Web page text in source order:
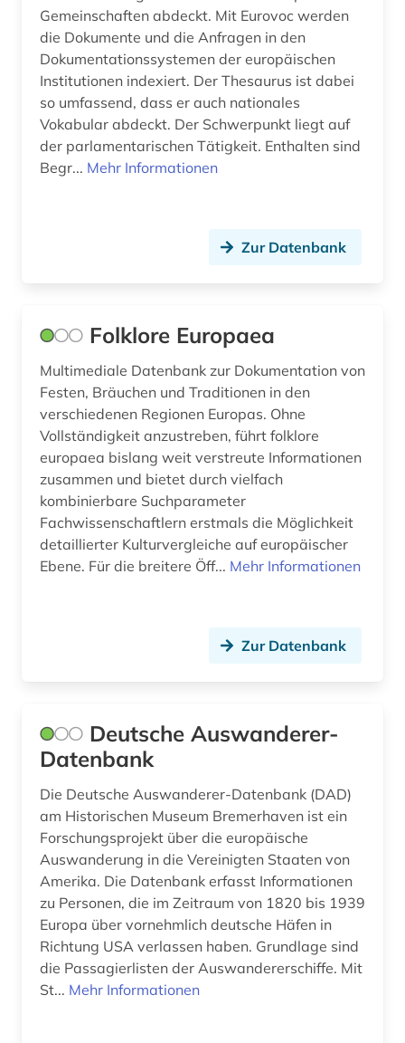
museum (1)
musik (1)
märchen (2)
nachschlagewerk (1)
norwegen (1)
online-publikation (3)
open access (1)
osmanisches reich (1)
osteuropa (1)
ostsee (1)
papierherstellung (1)
patent (5)
patente (3)
person (1)
personen (1)
pharmazie (2)
philologie (1)
politik (4)
Gemeinschaften abdeckt. Mit Eurovoc werden
die Dokumente und die Anfragen in den
Dokumentationssystemen der europäischen
Institutionen indexiert. Der Thesaurus ist dabei
so umfassend, dass er auch nationales
Vokabular abdeckt. Der Schwerpunkt liegt auf
der parlamentarischen Tätigkeit. Enthalten sind
Begr... Mehr Informationen
Zur Datenbank
Folklore Europaea
Multimediale Datenbank zur Dokumentation von
Festen, Bräuchen und Traditionen in den
verschiedenen Regionen Europas. Ohne
Vollständigkeit anzustreben, führt folklore
europaea bislang weit verstreute Informationen
zusammen und bietet durch vielfach
kombinierbare Suchparameter
Fachwissenschaftlern erstmals die Möglichkeit
detaillierter Kulturvergleiche auf europäischer
Ebene. Für die breitere Öff... Mehr Informationen
Zur Datenbank
Deutsche Auswanderer-
Datenbank
Die Deutsche Auswanderer-Datenbank (DAD)
am Historischen Museum Bremerhaven ist ein
Forschungsprojekt über die europäische
Auswanderung in die Vereinigten Staaten von
Amerika. Die Datenbank erfasst Informationen
zu Personen, die im Zeitraum von 1820 bis 1939
Europa über vornehmlich deutsche Häfen in
Richtung USA verlassen haben. Grundlage sind
die Passagierlisten der Auswandererschiffe. Mit
St... Mehr Informationen